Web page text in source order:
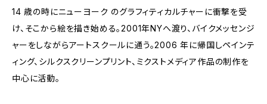
14 歳の時にニューヨーク のグラフィティカルチャーに衝撃を受
け、そこから絵を描き始める。2001年NYへ渡り、バイクメッセンジ
ャーをしながらアートスクールに通う。2006 年に帰国しペインテ
ィング、シルクスクリーンプリント、ミクストメディア作品の制作を
中心に活動。